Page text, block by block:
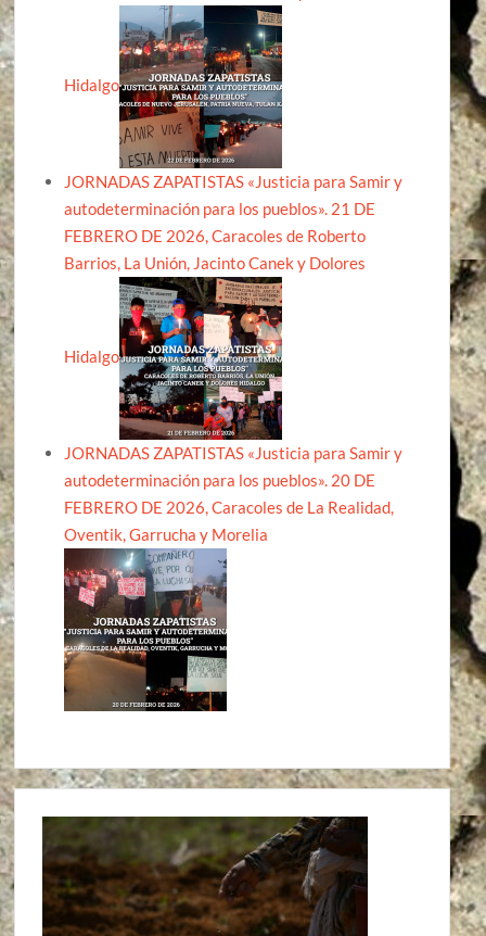
Hidalgo
JORNADAS ZAPATISTAS «Justicia para Samir y
autodeterminación para los pueblos». 21 DE
FEBRERO DE 2026, Caracoles de Roberto
Barrios, La Unión, Jacinto Canek y Dolores
Hidalgo
JORNADAS ZAPATISTAS «Justicia para Samir y
autodeterminación para los pueblos». 20 DE
FEBRERO DE 2026, Caracoles de La Realidad,
Oventik, Garrucha y Morelia